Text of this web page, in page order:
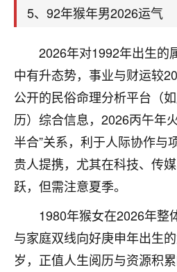
5、92年猴年男2026运气
2026年对1992年出生的
中有升态势，事业与财运较
公开的民俗命理分析平台（
历）综合信息，2026丙午年
半合”关系，利于人际协作与
贵人提携，尤其在科技、传
跃，但需注意夏季。
1980年猴女在2026年整
与家庭双线向好庚申年出生
岁，正值人生阅历与资源积
太岁还有一个发钱粮，本
职第一个就是我，职务无
3000，非常开心，无论如
鹿森：恭喜升职加薪
12小时前 来自北京
心心相印
我身体不太好，总是病病
题，后来无意中看到有人
之后，心情豁然开朗，也
果问题。今年以来，身体
了，老师说境随心转，现